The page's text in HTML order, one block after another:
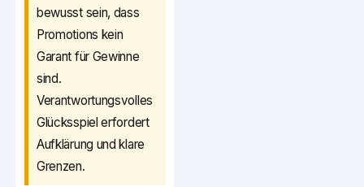
bewusst sein, dass
Promotions kein
Garant für Gewinne
sind.
Verantwortungsvolles
Glücksspiel erfordert
Aufklärung und klare
Grenzen.